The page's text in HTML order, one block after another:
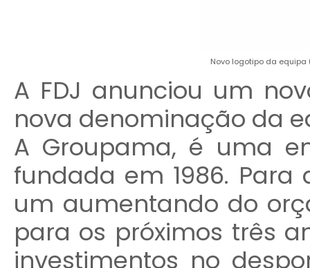
Novo logotipo da equipa
A FDJ anunciou um
nova denominação da
A Groupama, é uma
fundada em 1986. Para
um aumentando do
para os próximos três
investimentos no